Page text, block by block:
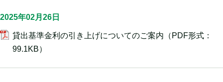
2025年02月26日
貸出基準金利の引き上げについてのご案内 （PDF形式：
99.1KB）